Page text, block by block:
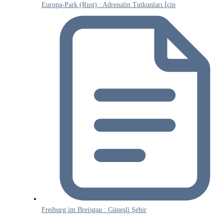
Europa-Park (Rust) : Adrenalin Tutkunları İçin
Freiburg im Breisgau : Güneşli Şehir